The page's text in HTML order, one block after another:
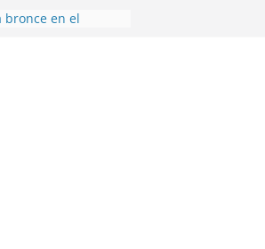
bronce en el
Ajedrez
la plantilla y
de
sumando